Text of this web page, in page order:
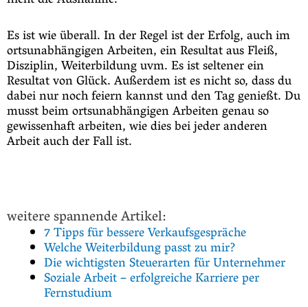
Es ist wie überall. In der Regel ist der Erfolg, auch im
ortsunabhängigen Arbeiten, ein Resultat aus Fleiß,
Disziplin, Weiterbildung uvm. Es ist seltener ein
Resultat von Glück. Außerdem ist es nicht so, dass du
dabei nur noch feiern kannst und den Tag genießt. Du
musst beim ortsunabhängigen Arbeiten genau so
gewissenhaft arbeiten, wie dies bei jeder anderen
Arbeit auch der Fall ist.
weitere spannende Artikel:
7 Tipps für bessere Verkaufsgespräche
Welche Weiterbildung passt zu mir?
Die wichtigsten Steuerarten für Unternehmer
Soziale Arbeit – erfolgreiche Karriere per
Fernstudium